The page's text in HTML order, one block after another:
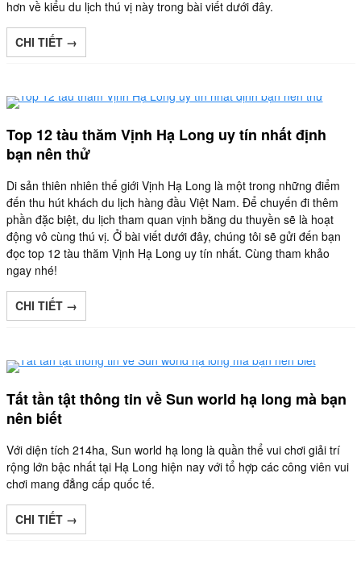
hơn về kiểu du lịch thú vị này trong bài viết dưới đây.
CHI TIẾT →
Top 12 tàu thăm Vịnh Hạ Long uy tín nhất định
bạn nên thử
Di sản thiên nhiên thế giới Vịnh Hạ Long là một trong những điểm
đến thu hút khách du lịch hàng đầu Việt Nam. Để chuyến đi thêm
phần đặc biệt, du lịch tham quan vịnh bằng du thuyền sẽ là hoạt
động vô cùng thú vị. Ở bài viết dưới đây, chúng tôi sẽ gửi đến bạn
đọc top 12 tàu thăm Vịnh Hạ Long uy tín nhất. Cùng tham khảo
ngay nhé!
CHI TIẾT →
Tất tần tật thông tin về Sun world hạ long mà bạn
nên biết
Với diện tích 214ha, Sun world hạ long là quần thể vui chơi giải trí
rộng lớn bậc nhất tại Hạ Long hiện nay với tổ hợp các công viên vui
chơi mang đẳng cấp quốc tế.
CHI TIẾT →